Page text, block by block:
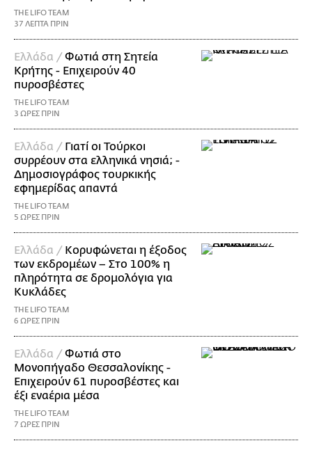
THE LIFO TEAM
37 ΛΕΠΤΑ ΠΡΙΝ
Ελλάδα /Φωτιά στη Σητεία
Κρήτης - Επιχειρούν 40
πυροσβέστες
THE LIFO TEAM
3 ΩΡΕΣ ΠΡΙΝ
Ελλάδα / Γιατί οι Τούρκοι
συρρέουν στα ελληνικά νησιά; -
Δημοσιογράφος τουρκικής
εφημερίδας απαντά
THE LIFO TEAM
5 ΩΡΕΣ ΠΡΙΝ
Ελλάδα / Κορυφώνεται η έξοδος
των εκδρομέων – Στο 100% η
πληρότητα σε δρομολόγια για
Κυκλάδες
THE LIFO TEAM
6 ΩΡΕΣ ΠΡΙΝ
Ελλάδα /Φωτιά στο
Μονοπήγαδο Θεσσαλονίκης -
Επιχειρούν 61 πυροσβέστες και
έξι εναέρια μέσα
THE LIFO TEAM
7 ΩΡΕΣ ΠΡΙΝ